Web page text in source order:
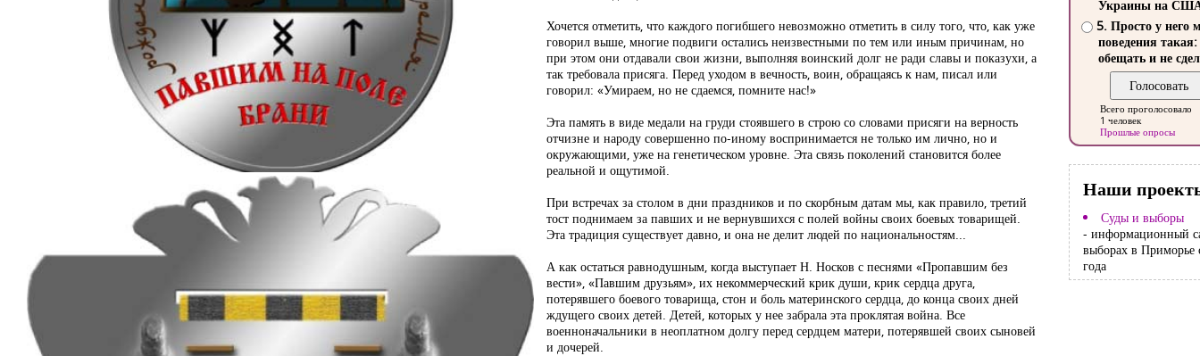
Хочется отметить, что каждого погибшего невозможно отметить в силу того, что, как уже
говорил выше, многие подвиги остались неизвестными по тем или иным причинам, но
при этом они отдавали свои жизни, выполняя воинский долг не ради славы и показухи, а
так требовала присяга. Перед уходом в вечность, воин, обращаясь к нам, писал или
говорил: «Умираем, но не сдаемся, помните нас!»
Эта память в виде медали на груди стоявшего в строю со словами присяги на верность
отчизне и народу совершенно по-иному воспринимается не только им лично, но и
окружающими, уже на генетическом уровне. Эта связь поколений становится более
реальной и ощутимой.
При встречах за столом в дни праздников и по скорбным датам мы, как правило, третий
тост поднимаем за павших и не вернувшихся с полей войны своих боевых товарищей.
Эта традиция существует давно, и она не делит людей по национальностям...
А как остаться равнодушным, когда выступает Н. Носков с песнями «Пропавшим без
вести», «Павшим друзьям», их некоммерческий крик души, крик сердца друга,
потерявшего боевого товарища, стон и боль материнского сердца, до конца своих дней
ждущего своих детей. Детей, которых у нее забрала эта проклятая война. Все
военноначальники в неоплатном долгу перед сердцем матери, потерявшей своих сыновей
и дочерей.
Украины на
5. Просто у него
поведения такая:
обещать и не
Всего проголосовало
1 человек
Прошлые опросы
Наши
Суды и выборы
- информационный
выборах в Приморье
года